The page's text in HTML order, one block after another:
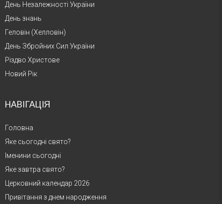
День Незалежності України
День знань
Геловін (Хелловін)
День Збройних Сил України
Різдво Христове
Новий Рік
НАВІГАЦІЯ
Головна
Яке сьогодні свято?
Іменини сьогодні
Яке завтра свято?
Церковний календар 2026
Привітання з днем народження